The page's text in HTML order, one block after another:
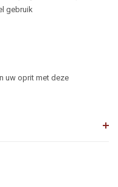
gebruik
uw oprit met deze